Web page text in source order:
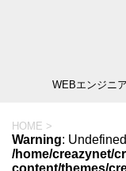
WEBエンジニ
HOME >
Warning:
/home/creazynet/
content/themes/